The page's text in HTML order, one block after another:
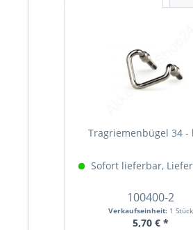
Tragriemenbügel 34 -
Sofort lieferbar,
100400-2
Verkaufseinheit: 1 Stück
5,70 € *